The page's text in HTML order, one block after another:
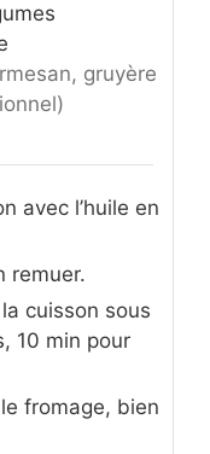
gruyère
avec l’huile en
remuer.
cuisson sous
10 min pour
fromage, bien